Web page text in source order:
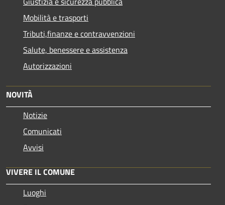
Mobilità e trasporti
Tributi,finanze e contravvenzioni
Salute, benessere e assistenza
Autorizzazioni
NOVITÀ
Notizie
Comunicati
Avvisi
VIVERE IL COMUNE
Luoghi